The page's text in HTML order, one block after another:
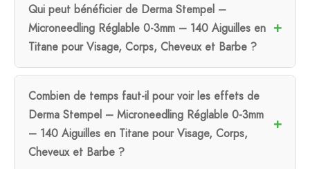
Qui peut bénéficier de Derma Stempel –
Microneedling Réglable 0-3mm – 140 Aiguilles en
Titane pour Visage, Corps, Cheveux et Barbe ?
Combien de temps faut-il pour voir les effets de
Derma Stempel – Microneedling Réglable 0-3mm
– 140 Aiguilles en Titane pour Visage, Corps,
Cheveux et Barbe ?